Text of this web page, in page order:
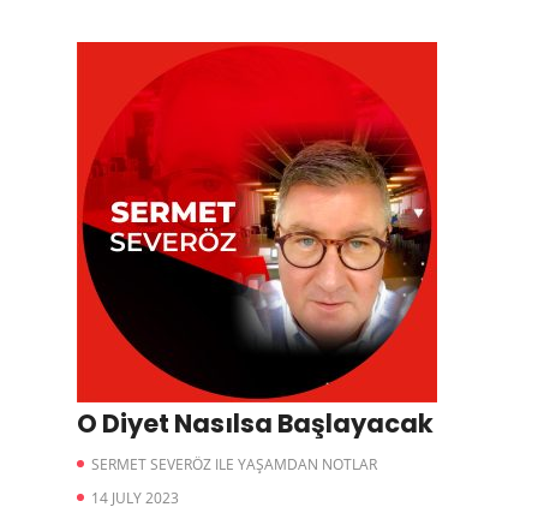
O Diyet Nasılsa Başlayacak
SERMET SEVERÖZ ILE YAŞAMDAN NOTLAR
14 JULY 2023